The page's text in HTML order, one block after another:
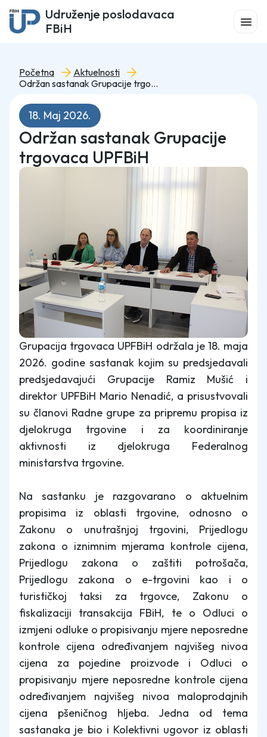
Udruženje poslodavaca
FBiH
Početna
Aktuelnosti
Održan sastanak Grupacije trgovaca UPFBiH
18. Maj 2026.
Održan sastanak Grupacije
trgovaca UPFBiH
Grupacija trgovaca UPFBiH održala je 18. maja
2026. godine sastanak kojim su predsjedavali
predsjedavajući Grupacije Ramiz Mušić i
direktor UPFBiH Mario Nenadić, a prisustvovali
su članovi Radne grupe za pripremu propisa iz
djelokruga trgovine i za koordiniranje
aktivnosti iz djelokruga Federalnog
ministarstva trgovine.
Na sastanku je razgovarano o aktuelnim
propisima iz oblasti trgovine, odnosno o
Zakonu o unutrašnjoj trgovini, Prijedlogu
zakona o iznimnim mjerama kontrole cijena,
Prijedlogu zakona o zaštiti potrošača,
Prijedlogu zakona o e-trgovini kao i o
turističkoj taksi za trgovce, Zakonu o
fiskalizaciji transakcija FBiH, te o Odluci o
izmjeni odluke o propisivanju mjere neposredne
kontrole cijena određivanjem najvišeg nivoa
cijena za pojedine proizvode i Odluci o
propisivanju mjere neposredne kontrole cijena
određivanjem najvišeg nivoa maloprodajnih
cijena pšeničnog hljeba. Jedna od tema
sastanaka je bio i Kolektivni ugovor iz oblasti